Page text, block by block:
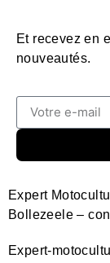
Et recevez en
nouveautés.
Expert-
Expert
Bollezeele –